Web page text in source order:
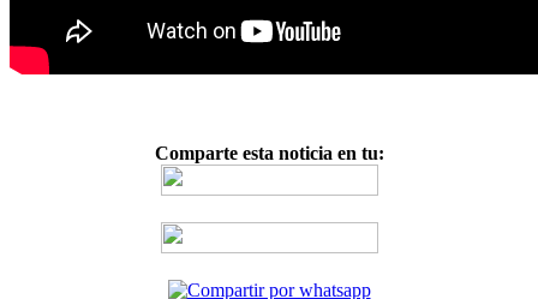
Comparte esta noticia en tu: